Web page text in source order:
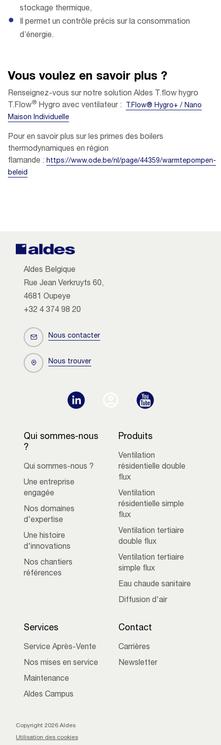
stockage thermique,
Il permet un contrôle précis sur la consommation
d’énergie.
Vous voulez en savoir plus ?
Renseignez-vous sur notre solution Aldes T.flow hygro
T.Flow® Hygro avec ventilateur :
T.Flow® Hygro+ / Nano
Maison Individuelle
Pour en savoir plus sur les primes des boilers
thermodynamiques en région
flamande : https://www.ode.be/nl/page/44359/warmtepompen-
beleid
Aldes Belgique
Rue Jean Verkruyts 60,
4681 Oupeye
+32 4 374 98 20
Nous contacter
Nous trouver
Qui sommes-nous
?
Qui sommes-nous ?
Une entreprise
engagée
Nos domaines
d'expertise
Une histoire
d'innovations
Nos chantiers
références
Produits
Ventilation
résidentielle double
flux
Ventilation
résidentielle simple
flux
Ventilation tertiaire
double flux
Ventilation tertiaire
simple flux
Eau chaude sanitaire
Diffusion d'air
Services
Service Après-Vente
Nos mises en service
Maintenance
Aldes Campus
Contact
Carrières
Newsletter
Copyright 2026 Aldes
Utilisation des cookies